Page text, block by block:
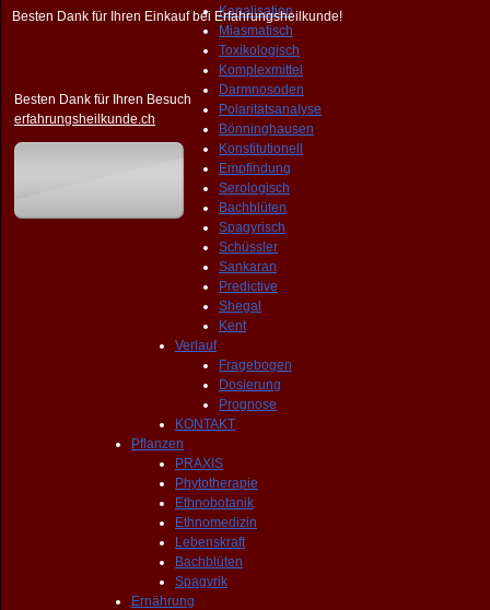
Kanalisation
Miasmatisch
Toxikologisch
Komplexmittel
Darmnosoden
Polaritätsanalyse
Bönninghausen
Konstitutionell
Empfindung
Serologisch
Bachblüten
Spagyrisch
Schüssler
Sankaran
Predictive
Shegal
Kent
Verlauf
Fragebogen
Dosierung
Prognose
KONTAKT
Pflanzen
PRAXIS
Phytotherapie
Ethnobotanik
Ethnomedizin
Lebenskraft
Bachblüten
Spagyrik
Ernährung
Besten Dank für Ihren Einkauf bei Erfahrungsheilkunde!
Besten Dank für Ihren Besuch
erfahrungsheilkunde.ch